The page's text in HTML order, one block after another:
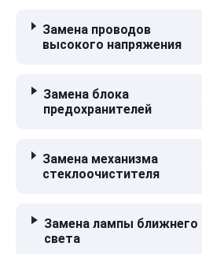
Замена проводов
высокого напряжения
Замена блока
предохранителей
Замена механизма
стеклоочистителя
Замена лампы ближнего
света